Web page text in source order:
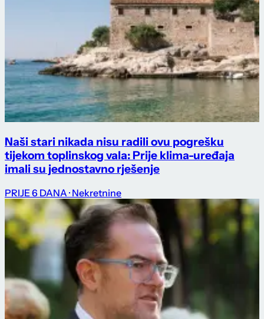
Naši stari nikada nisu radili ovu pogrešku
tijekom toplinskog vala: Prije klima-uređaja
imali su jednostavno rješenje
PRIJE 6 DANA · Nekretnine